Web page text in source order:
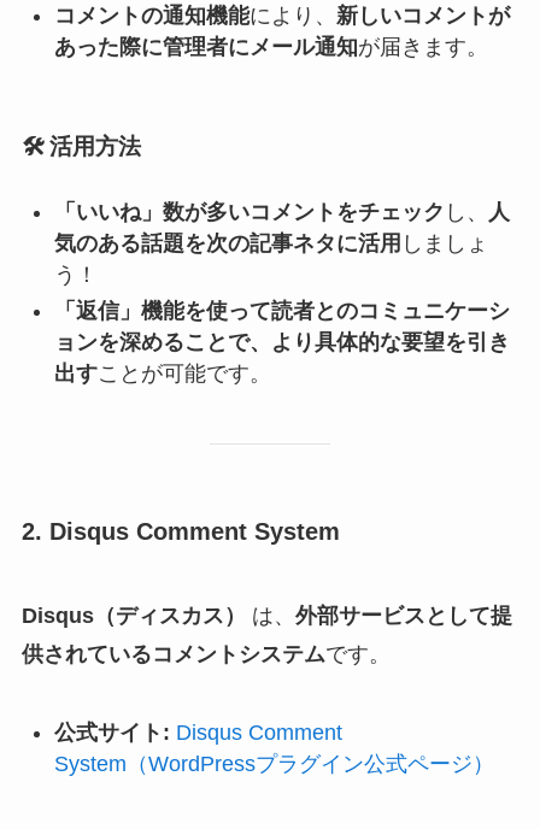
コメントの通知機能により、 新しいコメントが
あった際に管理者にメール通知が届きます。
🛠️活用方法
「いいね」数が多いコメントをチェック し、
人
気のある話題を次の記事ネタに活用 しましょ
う！
「返信」機能を使って読者とのコミュニケーシ
ョンを深めることで、より具体的な要望を引き
出すことが可能です。
2. Disqus Comment System
Disqus（ディスカス） は、 外部サービスとして提
供されているコメントシステムです。
公式サイト: Disqus Comment
System（WordPressプラグイン公式ページ）